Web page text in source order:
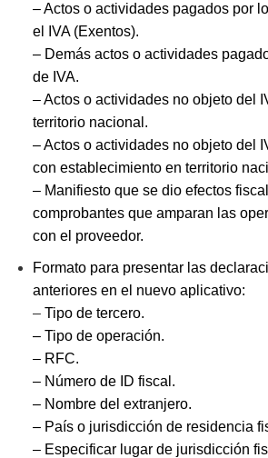
– Actos o actividades pagados por
el IVA (Exentos).
– Demás actos o actividades
de IVA.
– Actos o actividades no objeto del
territorio nacional.
– Actos o actividades no objeto del
con establecimiento en territorio
– Manifiesto que se dio efectos
comprobantes que amparan las
con el proveedor.
Formato para presentar las
anteriores en el nuevo aplicativo:
– Tipo de tercero.
– Tipo de operación.
– RFC.
– Número de ID fiscal.
– Nombre del extranjero.
– País o jurisdicción de residencia
– Especificar lugar de jurisdicción